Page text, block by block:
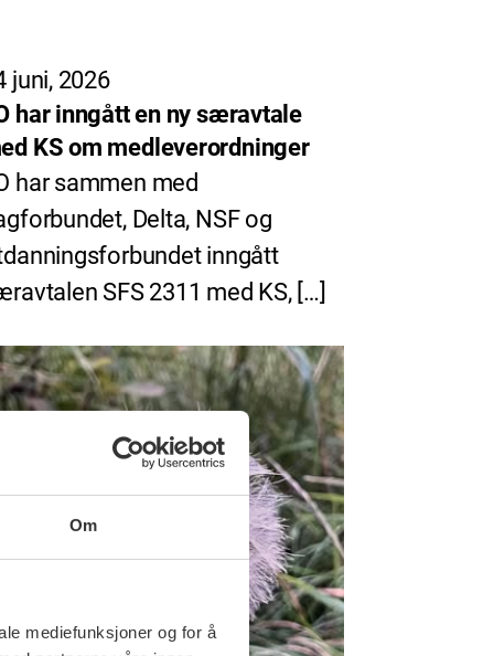
Om
mediefunksjoner og for å
juni, 2026
har inngått en ny særavtale
KS om medleverordninger
har sammen med
Delta, NSF og
inngått
SFS 2311 med KS, […]